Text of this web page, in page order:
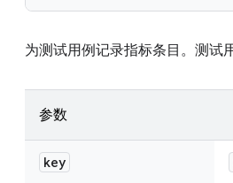
为测试用例记录指标条目。测试
参数
key